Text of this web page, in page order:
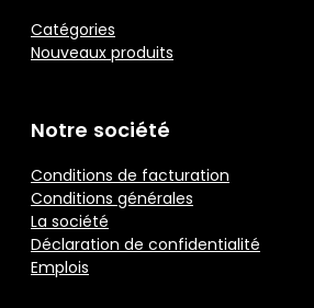
Catégories
Nouveaux produits
Notre société
Conditions de facturation
Conditions générales
La société
Déclaration de confidentialité
Emplois